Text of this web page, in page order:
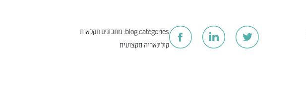
blog.categories: מתכוניםחקלאות
קולינאריה מקצועית